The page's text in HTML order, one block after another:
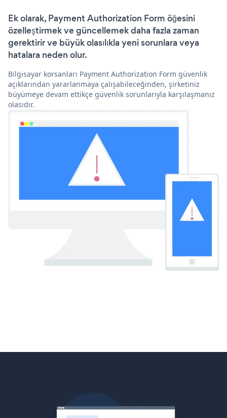
Ek olarak, Payment Authorization Form öğesini
özelleştirmek ve güncellemek daha fazla zaman
gerektirir ve büyük olasılıkla yeni sorunlara veya
hatalara neden olur.
Bilgisayar korsanları Payment Authorization Form güvenlik
açıklarından yararlanmaya çalışabileceğinden, şirketiniz
büyümeye devam ettikçe güvenlik sorunlarıyla karşılaşmanız
olasıdır.